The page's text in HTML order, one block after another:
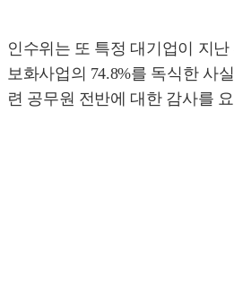
인수위는 또 특정 대기업이 지
보화사업의 74.8%를 독식한 사
련 공무원 전반에 대한 감사를